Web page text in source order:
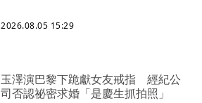
2026.08.05 15:29
玉澤演巴黎下跪獻女友戒指 經紀公
司否認祕密求婚「是慶生抓拍照」